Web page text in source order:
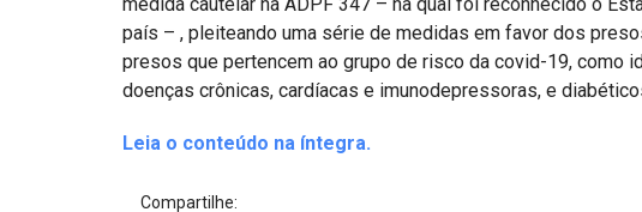
Alienação Parental
Encontre um Escritório
país – , pleiteando uma série de medidas em favor dos
presos que pertencem ao grupo de risco da covid-19, como
doenças crônicas, cardíacas e imunodepressoras, e
Leia o conteúdo na íntegra.
Compartilhe: